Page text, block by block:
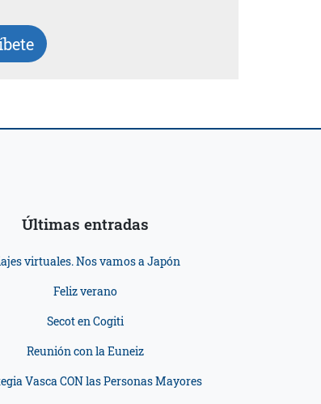
Últimas entradas
virtuales. Nos vamos a Japón
Feliz verano
Secot en Cogiti
Reunión con la Euneiz
Vasca CON las Personas Mayores